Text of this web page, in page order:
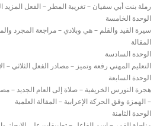
رملة بنت أبي سفيان – تغريبة المطر – الفعل المزيد
الوحدة الخامسة
سيرة القيد والقلم – هي وبلادي – مراجعة المجرد
المقالة
الوحدة السادسة
التعليم المهني رفعة وتميز – مصادر الفعل الثلاثي –
الوحدة السابعة
هجرة النورس الخريفية – صلاة إلى العام الجديد –
– الهمزة وفق الحركة الإعرابية – المقالة العلمية
الوحدة الثامنة